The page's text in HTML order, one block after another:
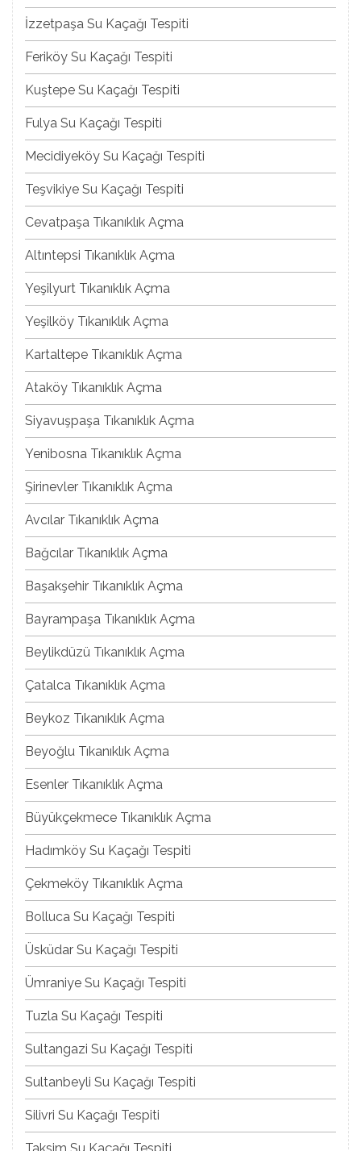
İzzetpaşa Su Kaçağı Tespiti
Feriköy Su Kaçağı Tespiti
Kuştepe Su Kaçağı Tespiti
Fulya Su Kaçağı Tespiti
Mecidiyeköy Su Kaçağı Tespiti
Teşvikiye Su Kaçağı Tespiti
Cevatpaşa Tıkanıklık Açma
Altıntepsi Tıkanıklık Açma
Yeşilyurt Tıkanıklık Açma
Yeşilköy Tıkanıklık Açma
Kartaltepe Tıkanıklık Açma
Ataköy Tıkanıklık Açma
Siyavuşpaşa Tıkanıklık Açma
Yenibosna Tıkanıklık Açma
Şirinevler Tıkanıklık Açma
Avcılar Tıkanıklık Açma
Bağcılar Tıkanıklık Açma
Başakşehir Tıkanıklık Açma
Bayrampaşa Tıkanıklık Açma
Beylikdüzü Tıkanıklık Açma
Çatalca Tıkanıklık Açma
Beykoz Tıkanıklık Açma
Beyoğlu Tıkanıklık Açma
Esenler Tıkanıklık Açma
Büyükçekmece Tıkanıklık Açma
Hadımköy Su Kaçağı Tespiti
Çekmeköy Tıkanıklık Açma
Bolluca Su Kaçağı Tespiti
Üsküdar Su Kaçağı Tespiti
Ümraniye Su Kaçağı Tespiti
Tuzla Su Kaçağı Tespiti
Sultangazi Su Kaçağı Tespiti
Sultanbeyli Su Kaçağı Tespiti
Silivri Su Kaçağı Tespiti